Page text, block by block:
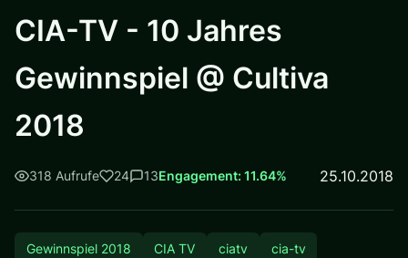
CIA-TV - 10 Jahres
Gewinnspiel @ Cultiva
2018
318 Aufrufe 24 13Engagement: 11.64% 25.10.2018
Gewinnspiel 2018 CIA TV ciatv cia-tv